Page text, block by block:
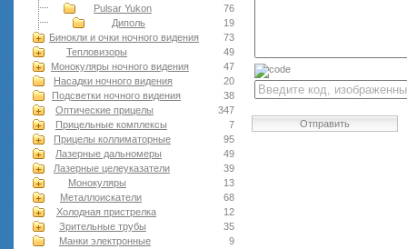
76
Pulsar Yukon
19
Диполь
73
Бинокли и очки ночного видения
49
Тепловизоры
47
Монокуляры ночного видения
20
Насадки ночного видения
38
Подсветки ночного видения
347
Оптические прицелы
7
Прицельные комплексы
95
Прицелы коллиматорные
49
Лазерные дальномеры
39
Лазерные целеуказатели
13
Монокуляры
68
Металлоискатели
12
Холодная пристрелка
35
Зрительные трубы
9
Манки электронные
Отправить